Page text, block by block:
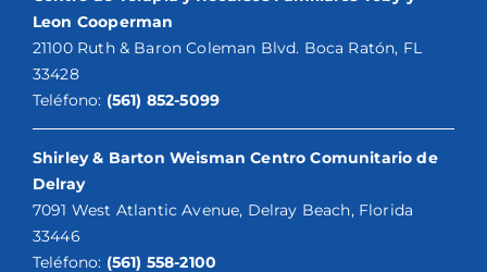
Leon Cooperman
21100 Ruth & Baron Coleman Blvd. Boca Ratón, FL
33428
Teléfono: (561) 852-5099
Shirley & Barton Weisman Centro Comunitario de
Delray
7091 West Atlantic Avenue, Delray Beach, Florida
33446
Teléfono: (561) 558-2100